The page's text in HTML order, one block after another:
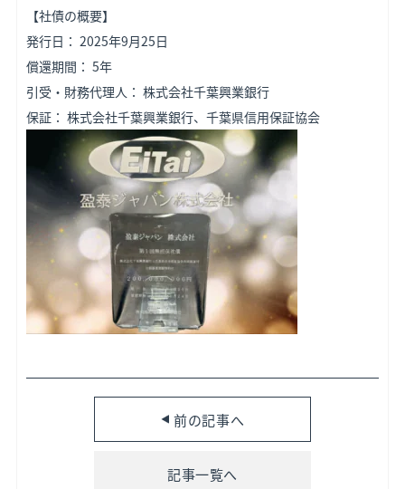
【社債の概要】
発行日： 2025年9月25日
償還期間： 5年
引受・財務代理人： 株式会社千葉興業銀行
保証： 株式会社千葉興業銀行、千葉県信用保証協会
前の記事へ
記事一覧へ